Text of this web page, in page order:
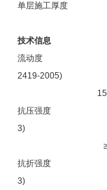
单层施工厚度 立面
技术信息
流动度
2419-2005)
150~170
抗压
3)
≥40
抗折
3)